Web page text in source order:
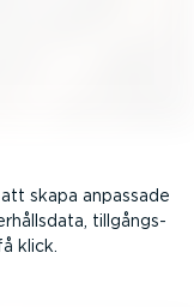
skapa anpassade
tillgångs­
klick.